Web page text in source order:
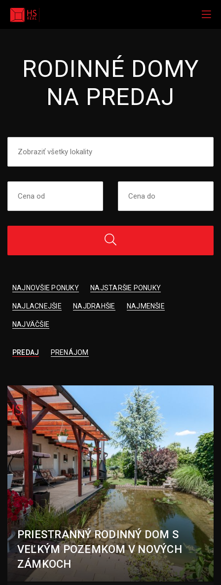
RODINNÉ DOMY
NA PREDAJ
NAJNOVŠIE PONUKY NAJSTARŠIE PONUKY
NAJLACNEJŠIE NAJDRAHŠIE NAJMENŠIE
NAJVÄČŠIE
PREDAJ PRENÁJOM
PRIESTRANNÝ RODINNÝ DOM S
VEĽKÝM POZEMKOM V NOVÝCH
ZÁMKOCH